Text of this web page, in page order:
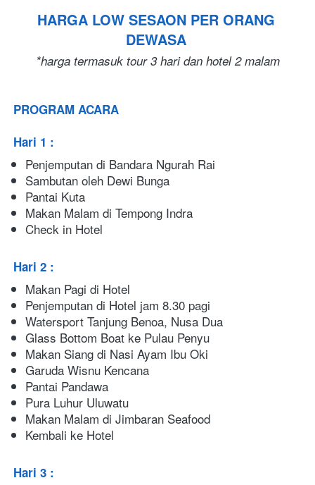
HARGA LOW SESAON PER ORANG
DEWASA
*harga termasuk tour 3 hari dan hotel 2 malam
PROGRAM ACARA
Hari 1 :
Penjemputan di Bandara Ngurah Rai
Sambutan oleh Dewi Bunga
Pantai Kuta
Makan Malam di Tempong Indra
Check in Hotel
Hari 2 :
Makan Pagi di Hotel
Penjemputan di Hotel jam 8.30 pagi
Watersport Tanjung Benoa, Nusa Dua
Glass Bottom Boat ke Pulau Penyu
Makan Siang di Nasi Ayam Ibu Oki
Garuda Wisnu Kencana
Pantai Pandawa
Pura Luhur Uluwatu
Makan Malam di Jimbaran Seafood
Kembali ke Hotel
Hari 3 :